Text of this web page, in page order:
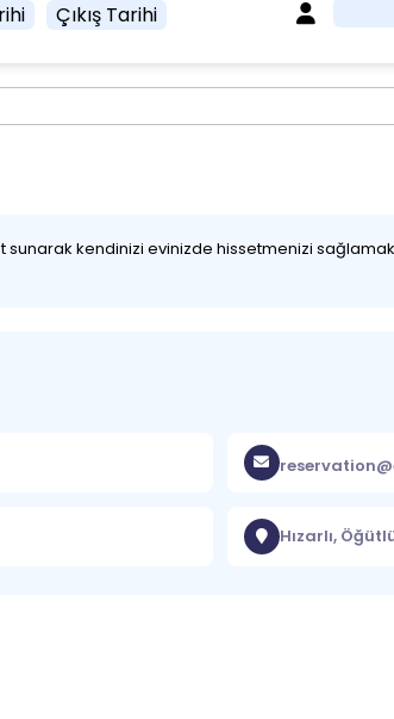
Çıkış Tarihi
kendinizi evinizde hissetmenizi
Hızarlı,